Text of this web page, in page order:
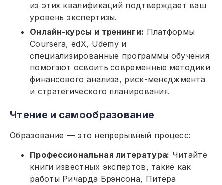
из этих квалификаций подтверждает ваш
уровень экспертизы.
Онлайн-курсы и тренинги: Платформы
Coursera, edX, Udemy и
специализированные программы обучения
помогают освоить современные методики
финансового анализа, риск-менеджмента
и стратегического планирования.
Чтение и самообразование
Образование — это непрерывный процесс:
Профессиональная литература: Читайте
книги известных экспертов, такие как
работы Ричарда Брэнсона, Питера